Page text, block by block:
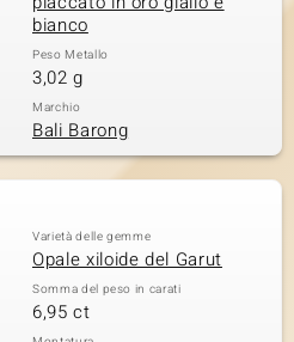
bianco
Peso Metallo
3,02 g
Marchio
Bali Barong
Varietà delle gemme
Opale xiloide del Garut
Somma del peso in carati
6,95 ct